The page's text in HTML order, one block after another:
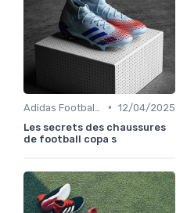
• 12/04/2025
Les secrets des chaussures
de football copa s